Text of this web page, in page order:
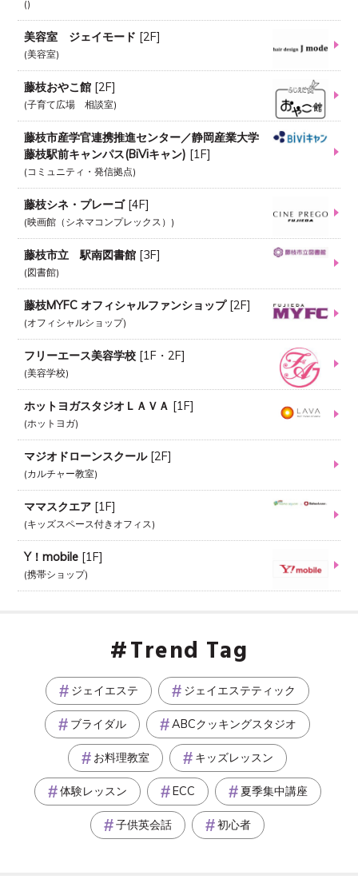
美容室 ジェイモード [2F]
美容室
藤枝おやこ館 [2F]
子育て広場 相談室
藤枝市産学官連携推進センター／静岡産業大学
藤枝駅前キャンパス(BiViキャン) [1F]
コミュニティ・発信拠点
藤枝シネ・プレーゴ [4F]
映画館（シネマコンプレックス）
藤枝市立 駅南図書館 [3F]
図書館
藤枝MYFC オフィシャルファンショップ [2F]
オフィシャルショップ
フリーエース美容学校 [1F・2F]
美容学校
ホットヨガスタジオＬＡＶＡ [1F]
ホットヨガ
マジオドローンスクール [2F]
カルチャー教室
ママスクエア [1F]
キッズスペース付きオフィス
Y！mobile [1F]
携帯ショップ
Trend Tag
ジェイエステ ジェイエステティック
ブライダル ABCクッキングスタジオ
お料理教室 キッズレッスン
体験レッスン ECC 夏季集中講座
子供英会話 初心者